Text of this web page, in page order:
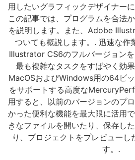
用したいグラフィックデザイナー
この記事では、プログラムを合法
を説明します。また、Adobe
ついても概説します。. 迅速な
Illustrator CS6のフルバージョンを
最も複雑なタスクをすばやく効
MacOSおよびWindows用の64ビ
をサポートする高度な
用すると、以前のバージョンのプ
かった便利な機能を最大限に活用
きなファイルを開いたり、保存し
り、プロジェクトをプレビューし
す。.